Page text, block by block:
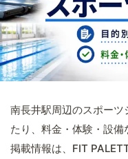
南長井駅周辺のスポー
たり、料金・体験・設備
掲載情報は、FIT